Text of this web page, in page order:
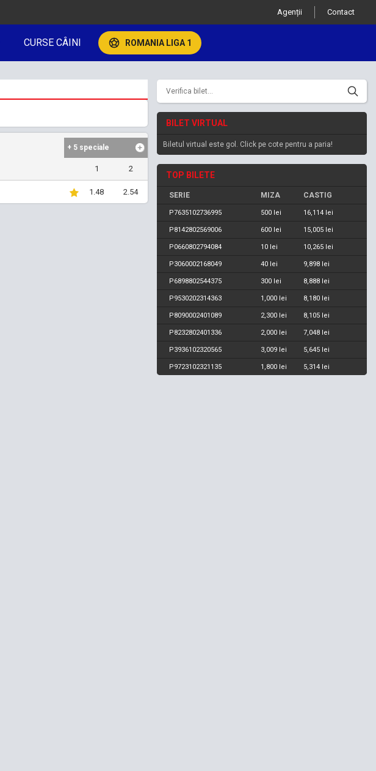
Agenții Contact
CURSE CÂINI ROMANIA LIGA 1
+ 5 speciale
1 2
1.48 2.54
BILET VIRTUAL
Biletul virtual este gol. Click pe cote pentru a paria!
TOP BILETE
SERIE MIZA CASTIG
P7635102736995 500 lei 16,114 lei
P8142802569006 600 lei 15,005 lei
P0660802794084 10 lei 10,265 lei
P3060002168049 40 lei 9,898 lei
P6898802544375 300 lei 8,888 lei
P9530202314363 1,000 lei 8,180 lei
P8090002401089 2,300 lei 8,105 lei
P8232802401336 2,000 lei 7,048 lei
P3936102320565 3,009 lei 5,645 lei
P9723102321135 1,800 lei 5,314 lei